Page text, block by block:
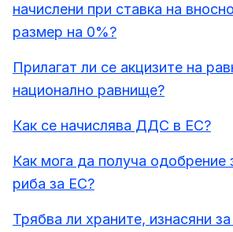
начислени при ставка на
размер на 0%?
Прилагат ли се акцизите на
национално равнище?
Как се начислява ДДС в ЕС?
Как мога да получа одобрение
риба за ЕС?
Трябва ли храните, изнасяни